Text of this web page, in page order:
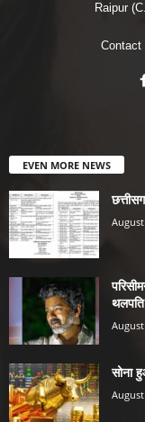
Raipur
Contact
EVEN MORE NEWS
सोना